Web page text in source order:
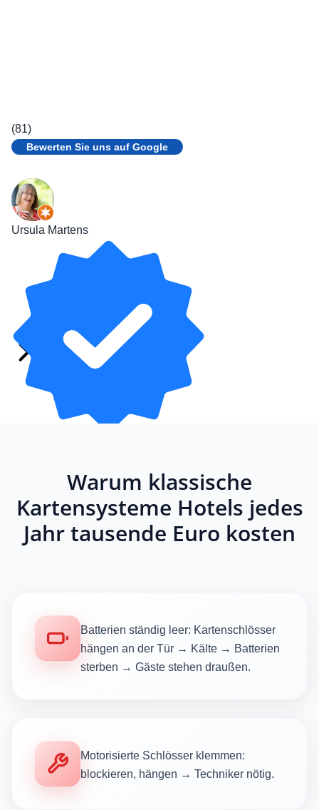
(81)
Bewerten Sie uns auf Google
Ursula Martens
Warum klassische
Kartensysteme Hotels jedes
Jahr tausende Euro kosten
Batterien ständig leer: Kartenschlösser
hängen an der Tür → Kälte → Batterien
sterben → Gäste stehen draußen.
Motorisierte Schlösser klemmen:
blockieren, hängen → Techniker nötig.